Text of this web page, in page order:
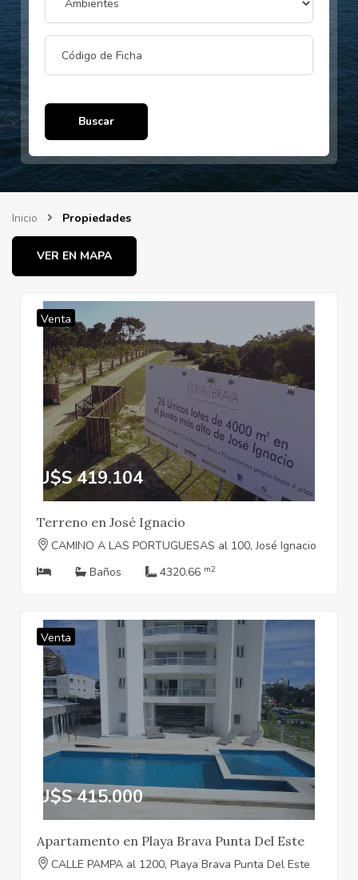
Buscar
Inicio Propiedades
VER EN MAPA
Venta
U$S 419.104
Terreno en José Ignacio
CAMINO A LAS PORTUGUESAS al 100, José Ignacio
Baños
4320.66 m2
Venta
U$S 415.000
Apartamento en Playa Brava Punta Del Este
CALLE PAMPA al 1200, Playa Brava Punta Del Este